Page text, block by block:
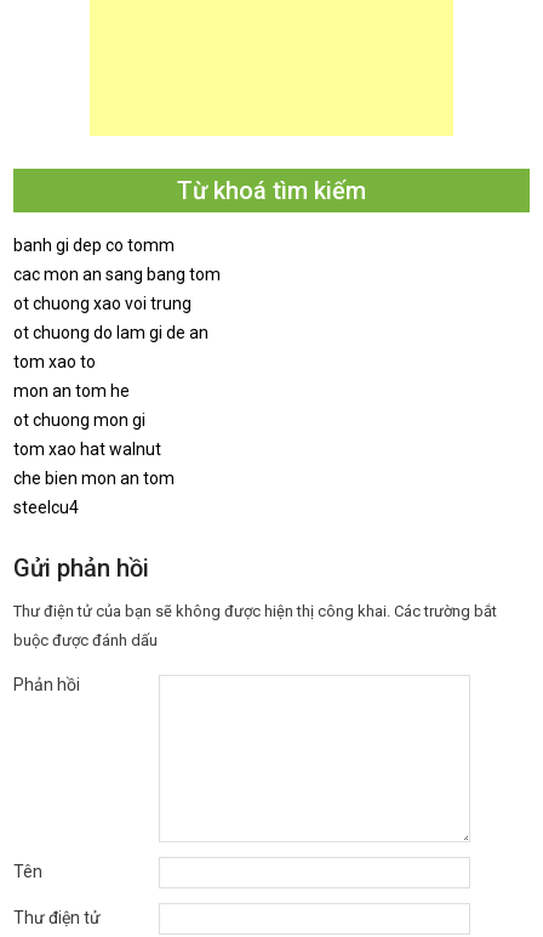
Từ khoá tìm kiếm
banh gi dep co tomm
cac mon an sang bang tom
ot chuong xao voi trung
ot chuong do lam gi de an
tom xao to
mon an tom he
ot chuong mon gi
tom xao hat walnut
che bien mon an tom
steelcu4
Gửi phản hồi
Thư điện tử của bạn sẽ không được hiện thị công khai. Các trường bắt
buộc được đánh dấu
Phản hồi
Tên
Thư điện tử